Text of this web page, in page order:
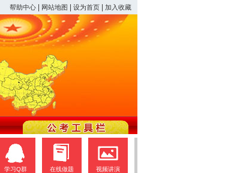
帮助中心 网站地图 设为首页 加入收藏
学习Q群 在线做题 视频讲演